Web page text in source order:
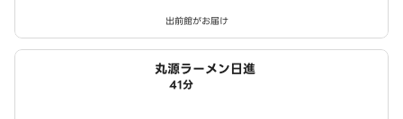
出前館がお届け
丸源ラーメン日進
41分